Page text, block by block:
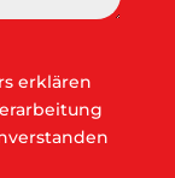
erklären